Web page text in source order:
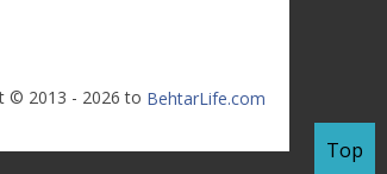
© 2013 - 2026 to BehtarLife.com
Top